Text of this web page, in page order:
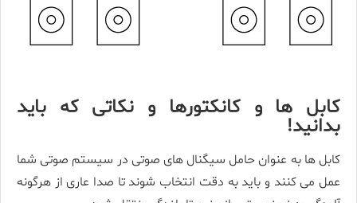
کابل­ ها و کانکتورها و نکاتی که باید
بدانید!
کابل­ ها به عنوان حامل سیگنال­ های صوتی در سیستم صوتی شما
عمل می ­کنند و باید به دقت انتخاب شوند تا صدا عاری از هرگونه